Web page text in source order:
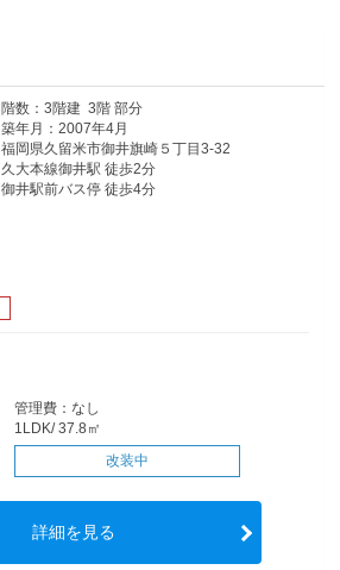
階数：3階建 3階 部分
築年月：2007年4月
福岡県久留米市御井旗崎５丁目3-32
久大本線御井駅 徒歩2分
御井駅前バス停 徒歩4分
管理費：なし
1LDK/ 37.8㎡
改装中
詳細を見る